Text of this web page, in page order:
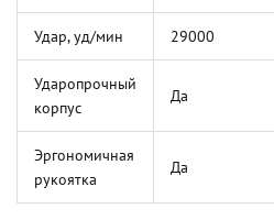
Удар, уд/мин 29000
Ударопрочный
корпус
Да
Эргономичная
рукоятка
Да